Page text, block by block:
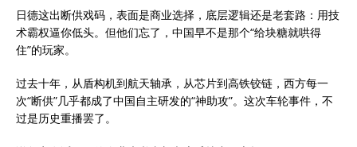
日德这出断供戏码，表面是商业选择，底层逻辑还是老套路：用技
术霸权逼你低头。但他们忘了，中国早不是那个“给块糖就哄得
住”的玩家。
过去十年，从盾构机到航天轴承，从芯片到高铁铰链，西方每一
次“断供”几乎都成了中国自主研发的“神助攻”。这次车轮事件，不
过是历史重播罢了。